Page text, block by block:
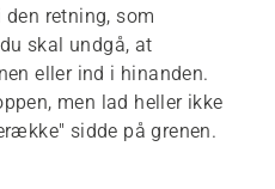
retning, som
skal undgå, at
eller ind i hinanden.
men lad heller ikke
sidde på grenen.